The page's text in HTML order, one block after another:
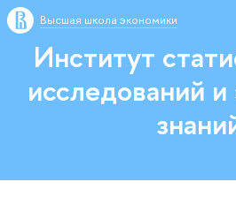
Высшая школа экономики
Институт
исследований